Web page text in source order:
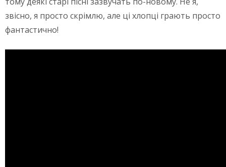
звісно, я просто скрімлю, але ці хлопці грають просто
фантастично!